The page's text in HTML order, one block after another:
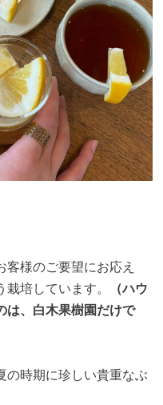
客様のご要望にお応え
培しています。
（ハウ
は、白木果樹園だけで
の時期に珍しい貴重なぶ